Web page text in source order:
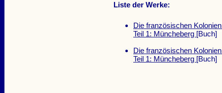
Liste der Werke:
Die französischen
Teil 1: Müncheberg [Buch]
Die französischen
Teil 1: Müncheberg [Buch]